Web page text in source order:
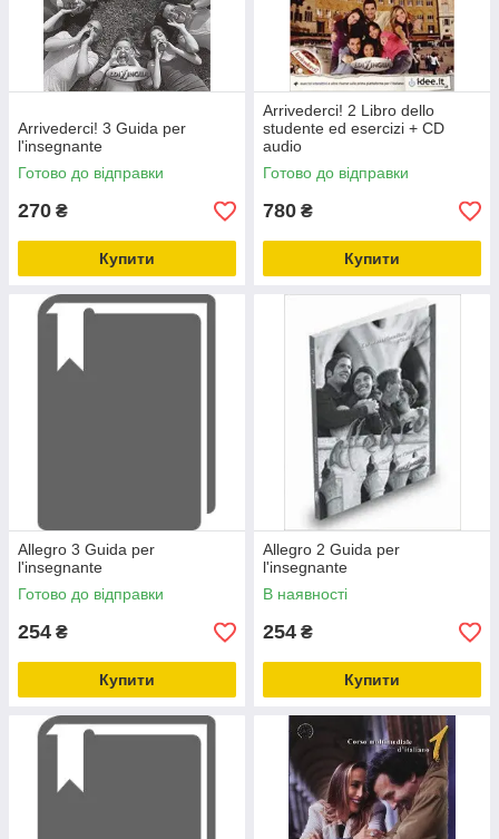
Arrivederci! 3 Guida per
l'insegnante
Готово до відправки
270 ₴
Купити
Arrivederci! 2 Libro dello
studente ed esercizi + CD
audio
Готово до відправки
780 ₴
Купити
Allegro 3 Guida per
l'insegnante
Готово до відправки
254 ₴
Купити
Allegro 2 Guida per
l'insegnante
В наявності
254 ₴
Купити